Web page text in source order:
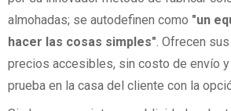
almohadas; se autodefinen como "un
hacer las cosas simples". Ofrecen
precios accesibles, sin costo de envío
prueba en la casa del cliente con la